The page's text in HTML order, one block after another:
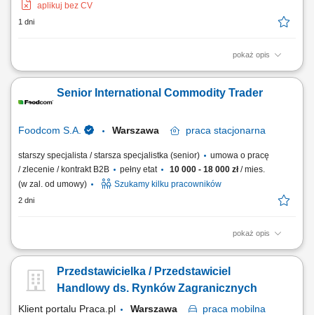
aplikuj bez CV
1 dni
pokaż opis
Aktywne pozyskiwanie nowych klientów w regionie województwa
produktów. Utrzymywanie trwałych relacji z klientami i bieżąca obsługa
Senior International Commodity Trader
Foodcom S.A. Warszawa praca stacjonarna
starszy specjalista / starsza specjalistka (senior)
umowa o pracę
/ zlecenie / kontrakt B2B
pełny etat 10 000 - 18 000 zł/ mies.
(w zal. od umowy)
Szukamy kilku pracowników
2 dni
pokaż opis
Obowiązki: Nawiązywanie relacji biznesowych z Klientami B2B na
paszowych/spożywczych/chemii przemysłowej/FMCG Klientom
specjalizującym się w branży produkcyjnej; Samodzielne prowadzenie
Przedstawicielka / Przedstawiciel
Handlowy ds. Rynków Zagranicznych
Klient portalu Praca.pl Warszawa praca mobilna